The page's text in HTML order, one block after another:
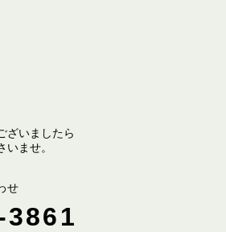
ざいましたら
いませ。
せ